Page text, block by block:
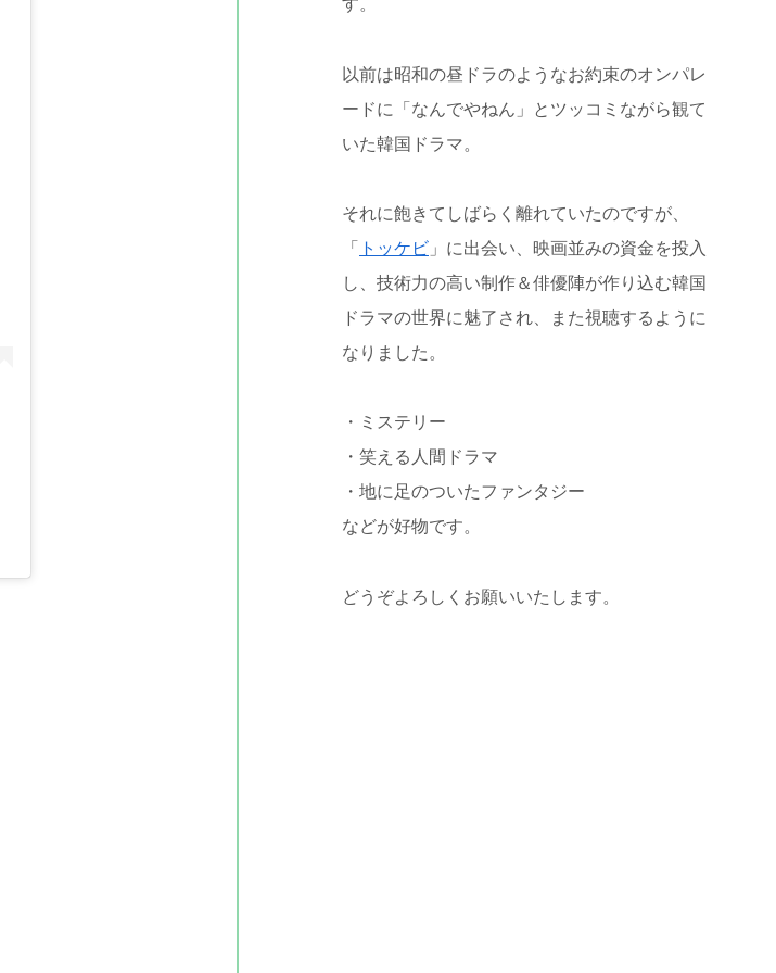
以前は昭和の昼ドラのようなお約束のオンパレ
ードに「なんでやねん」とツッコミながら観て
いた韓国ドラマ。
それに飽きてしばらく離れていたのですが、
「 トッケビ 」に出会い、映画並みの資金を投入
し、技術力の高い制作＆俳優陣が作り込む韓国
ドラマの世界に魅了され、また視聴するように
なりました。
・ミステリー
・笑える人間ドラマ
・地に足のついたファンタジー
などが好物です。
どうぞよろしくお願いいたします。